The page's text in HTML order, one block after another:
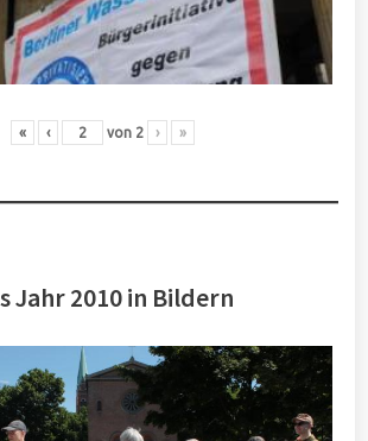
« ‹ von 2 › »
Jahr 2010 in Bildern